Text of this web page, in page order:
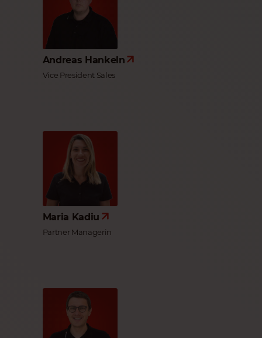
Andreas Hankeln
Vice President Sales
Maria Kadiu
Partner Managerin